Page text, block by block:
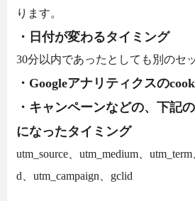
ります。
・日付が変わるタイミング
30分以内であったとしても別のセ
・Googleアナリティクスの
・キャンペーンなどの、下記
になったタイミング
utm_source、utm_medium、
d、utm_campaign、gclid